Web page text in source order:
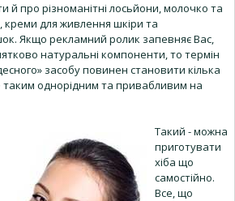
й про різноманітні лосьйони, молочко та
креми для живлення шкіри та
Якщо рекламний ролик запевняє Вас,
натуральні компоненти, то термін
засобу повинен становити кілька
таким однорідним та привабливим на
Такий - можна
приготувати
хіба що
самостійно.
Все, що